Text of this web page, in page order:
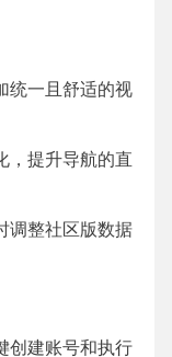
统一且舒适的视
，提升导航的直
调整社区版数据
创建账号和执行